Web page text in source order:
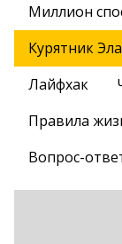
Миллион
Курятник
Лайфхак
Правила
Вопрос-